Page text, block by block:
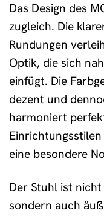
Das Design des
zugleich. Die
Rundungen
Optik, die sich
einfügt. Die
dezent und
harmoniert
eine besondere
Der Stuhl ist
sondern auch